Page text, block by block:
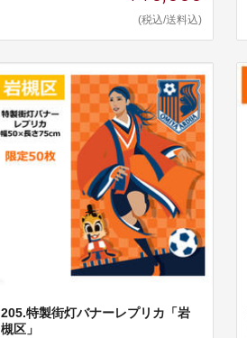
(税込/送料込)
205.特製街灯バナーレプリカ「岩
槻区」